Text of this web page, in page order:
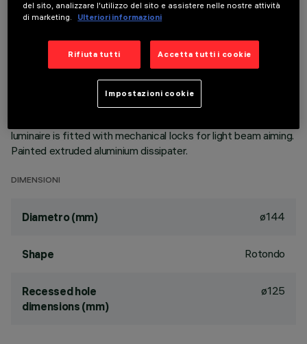
Round adjustable luminaire designed to use an LED lamp with
90). Version with rim for surface-mounting. Painted, die-cast
aluminium body. Lower reflector vacuum-metallised with
Anodised aluminium upper reflector. Black, zinc-plated sheet
steel bracket. The luminaire can be rotated 30° relative to
luminaire is fitted with mechanical locks for light beam aiming.
Painted extruded aluminium dissipater.
DIMENSIONI
Diametro (mm) ø144
Shape Rotondo
Recessed hole
dimensions (mm)
ø125
del sito, analizzare l'utilizzo del sito e assistere nelle nostre attività
di marketing.
Ulteriori informazioni
Rifiuta tutti Accetta tutti i cookie
Impostazioni cookie